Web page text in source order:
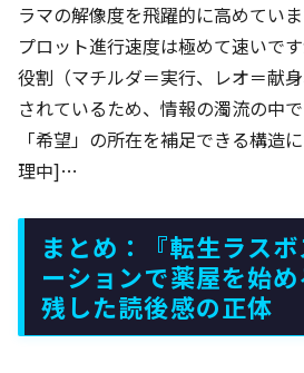
ラマの解像度を飛躍的に高めてい
プロット進行速度は極めて速いで
役割（マチルダ＝実行、レオ＝献
されているため、情報の濁流の中
「希望」の所在を補足できる構造
理中]…
まとめ：『転生ラス
ーションで薬屋を始
残した読後感の正体